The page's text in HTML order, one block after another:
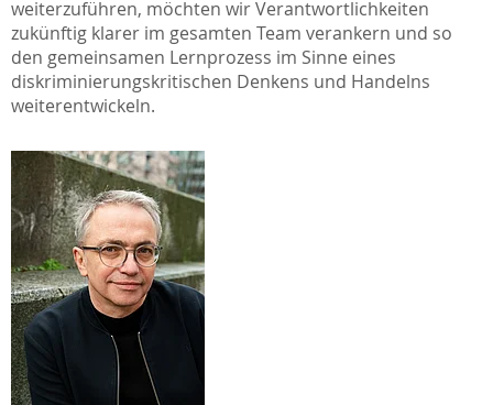
weiterzuführen, möchten wir Verantwortlichkeiten
zukünftig klarer im gesamten Team verankern und so
den gemeinsamen Lernprozess im Sinne eines
diskriminierungskritischen Denkens und Handelns
weiterentwickeln.